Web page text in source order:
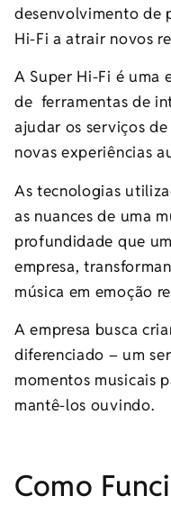
desenvolvimento de
Hi-Fi a atrair novos
A Super Hi-Fi é uma
de ferramentas de
ajudar os serviços
novas experiências
As tecnologias
as nuances de uma
profundidade que
empresa,
música em emoção
A empresa busca
diferenciado – um
momentos musicais
mantê-los ouvindo.
Como